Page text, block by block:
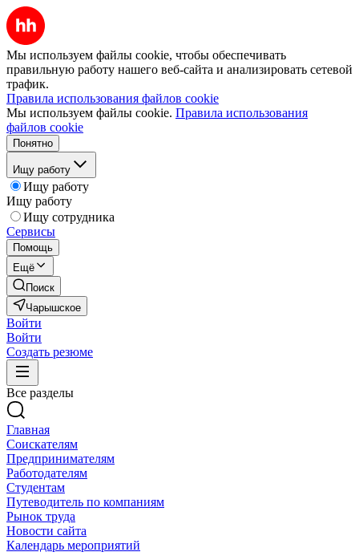
Мы используем файлы cookie, чтобы обеспечивать
правильную работу нашего веб-сайта и анализировать сетевой
трафик.
Правила использования файлов cookie
Мы используем файлы cookie. Правила использования
файлов cookie
Понятно
Ищу работу
Ищу работу
Ищу работу
Ищу сотрудника
Сервисы
Помощь
Ещё
Поиск
Чарышское
Войти
Войти
Создать резюме
Все разделы
Главная
Соискателям
Предпринимателям
Работодателям
Студентам
Путеводитель по компаниям
Рынок труда
Новости сайта
Календарь мероприятий